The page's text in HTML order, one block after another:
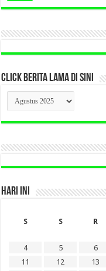
CLICK BERITA LAMA DI SINI
CLICK
BERITA
LAMA
DI
HARI INI
S
S R
4
5 6
11
12 13